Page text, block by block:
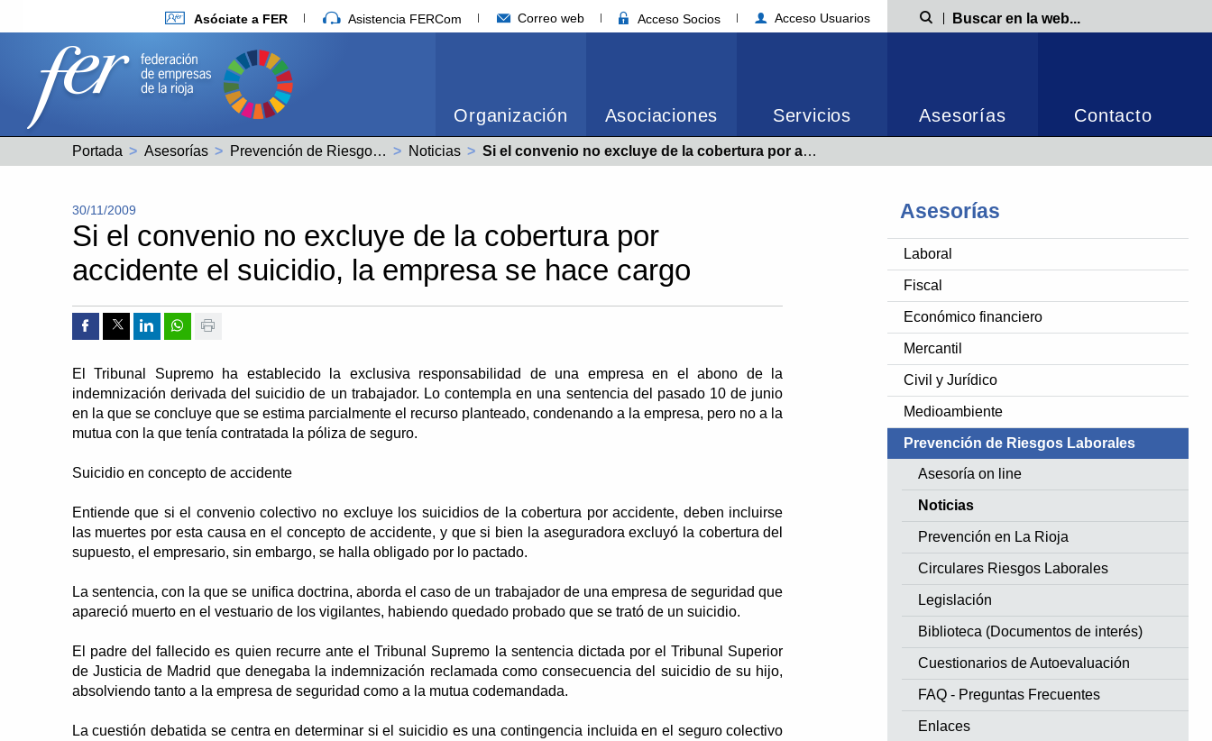
Asóciate a FER Asistencia FERCom Correo web Acceso Socios Acceso Usuarios Búsqueda
Organización Asociaciones Servicios Asesorías Contacto
Portada Asesorías Prevención de Riesgos Laborales Noticias Actual:
Si el convenio no excluye de la cobertura por accidente el suicidio, la empresa se hace cargo
Asesorías
Laboral
Fiscal
Económico financiero
Mercantil
Civil y Jurídico
Medioambiente
Prevención de Riesgos Laborales
Asesoría on line
Noticias
Prevención en La Rioja
Circulares Riesgos Laborales
Legislación
Biblioteca (Documentos de interés)
Cuestionarios de Autoevaluación
FAQ - Preguntas Frecuentes
Enlaces
30/11/2009
Si el convenio no excluye de la cobertura por
accidente el suicidio, la empresa se hace cargo
Compartir por Facebook
Compartir por Twitter
Compartir por Linkedin
Compartir por whatsapp
El Tribunal Supremo ha establecido la exclusiva responsabilidad de una empresa en el abono de la
indemnización derivada del suicidio de un trabajador. Lo contempla en una sentencia del pasado 10 de junio
en la que se concluye que se estima parcialmente el recurso planteado, condenando a la empresa, pero no a la
mutua con la que tenía contratada la póliza de seguro.
Suicidio en concepto de accidente
Entiende que si el convenio colectivo no excluye los suicidios de la cobertura por accidente, deben incluirse
las muertes por esta causa en el concepto de accidente, y que si bien la aseguradora excluyó la cobertura del
supuesto, el empresario, sin embargo, se halla obligado por lo pactado.
La sentencia, con la que se unifica doctrina, aborda el caso de un trabajador de una empresa de seguridad que
apareció muerto en el vestuario de los vigilantes, habiendo quedado probado que se trató de un suicidio.
El padre del fallecido es quien recurre ante el Tribunal Supremo la sentencia dictada por el Tribunal Superior
de Justicia de Madrid que denegaba la indemnización reclamada como consecuencia del suicidio de su hijo,
absolviendo tanto a la empresa de seguridad como a la mutua codemandada.
La cuestión debatida se centra en determinar si el suicidio es una contingencia incluida en el seguro colectivo